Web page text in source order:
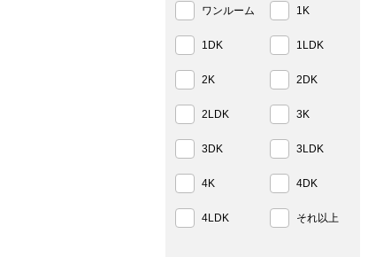
ワンルーム 1K
1DK 1LDK
2K 2DK
2LDK 3K
3DK 3LDK
4K 4DK
4LDK それ以上